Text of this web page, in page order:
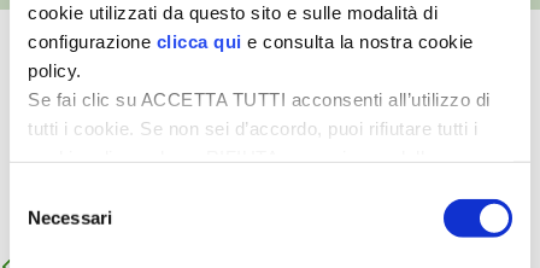
cookie utilizzati da questo sito e sulle modalità di
configurazione clicca qui e consulta la nostra cookie
policy.
Se fai clic su ACCETTA TUTTI acconsenti all’utilizzo di
tutti i cookie. Se non sei d’accordo, puoi rifiutare tutti i
desideri accettare e cliccando ACCETTA SELEZIONATI.
delNecessari
Allevamenti
Fiera di Sant’Alessandro